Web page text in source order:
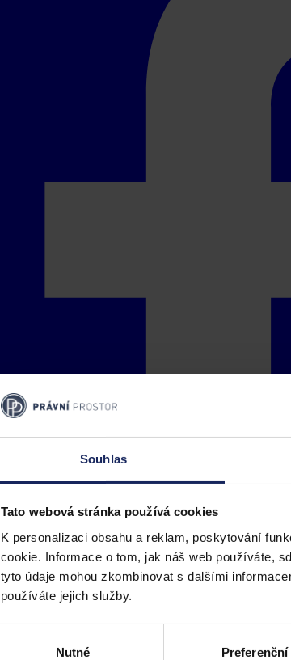
Souhlas
Tato webová stránka používá cookies
K personalizaci obsahu a reklam, poskytování
cookie. Informace o tom, jak náš web používáte,
tyto údaje mohou zkombinovat s dalšími
používáte jejich služby.
Nutné Preferenční